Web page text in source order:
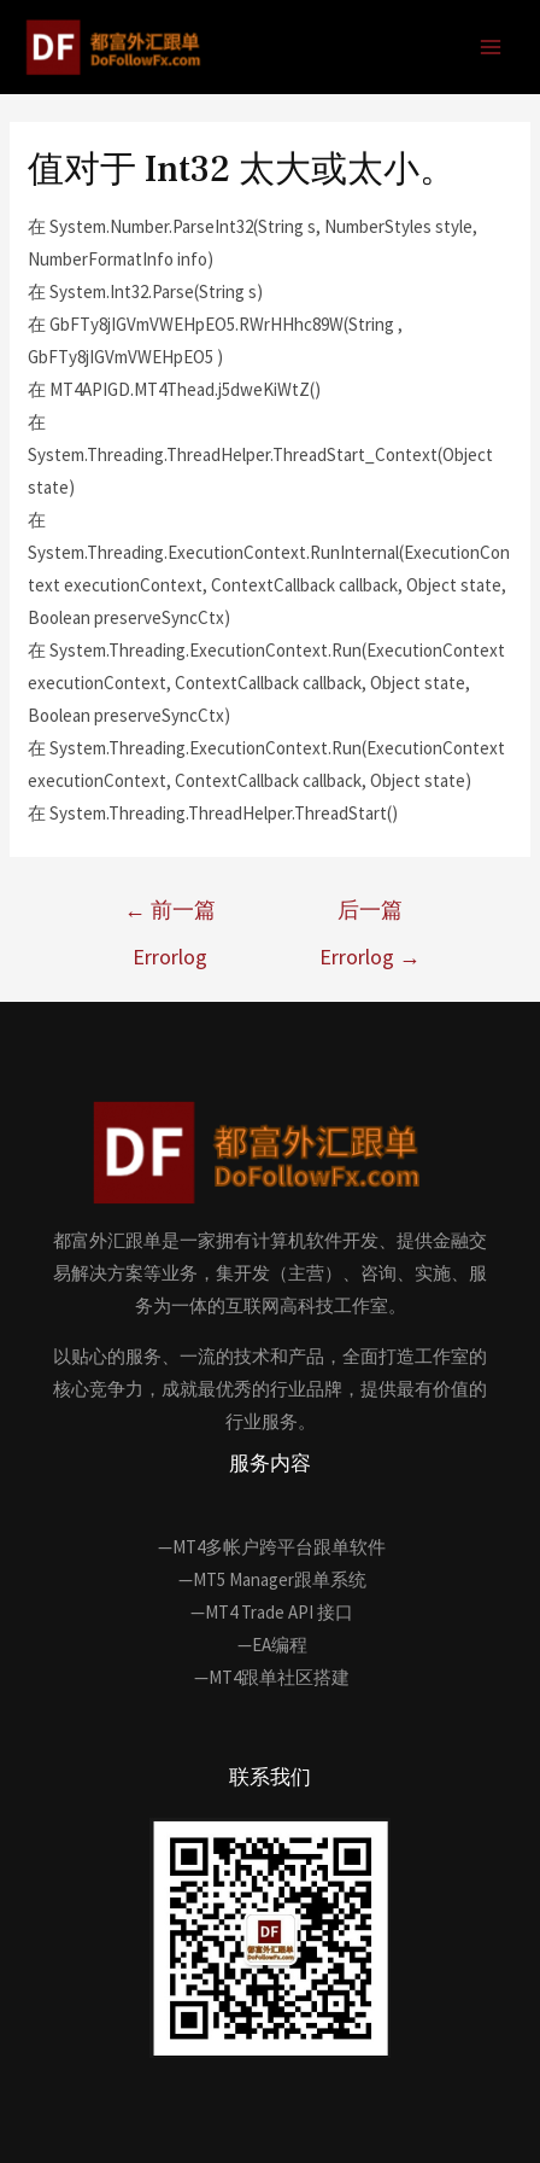
值对于 Int32 太大或太小。
在 System.Number.ParseInt32(String s, NumberStyles style,
NumberFormatInfo info)
在 System.Int32.Parse(String s)
在 GbFTy8jIGVmVWEHpEO5.RWrHHhc89W(String ,
GbFTy8jIGVmVWEHpEO5 )
在 MT4APIGD.MT4Thead.j5dweKiWtZ()
在
System.Threading.ThreadHelper.ThreadStart_Context(Object
state)
在
System.Threading.ExecutionContext.RunInternal(ExecutionCon
text executionContext, ContextCallback callback, Object state,
Boolean preserveSyncCtx)
在 System.Threading.ExecutionContext.Run(ExecutionContext
executionContext, ContextCallback callback, Object state,
Boolean preserveSyncCtx)
在 System.Threading.ExecutionContext.Run(ExecutionContext
executionContext, ContextCallback callback, Object state)
在 System.Threading.ThreadHelper.ThreadStart()
← 前一篇
Errorlog
后一篇
Errorlog →
都富外汇跟单是一家拥有计算机软件开发、提供金融交
易解决方案等业务，集开发（主营）、咨询、实施、服
务为一体的互联网高科技工作室。
以贴心的服务、一流的技术和产品，全面打造工作室的
核心竞争力，成就最优秀的行业品牌，提供最有价值的
行业服务。
服务内容
—MT4多帐户跨平台跟单软件
—MT5 Manager跟单系统
—MT4 Trade API 接口
—EA编程
—MT4跟单社区搭建
联系我们